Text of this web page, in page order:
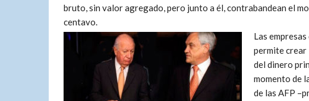
bruto, sin valor agregado, pero junto a él, contrabandean el
centavo.
Las
permite crear
del dinero
momento de
de las AFP